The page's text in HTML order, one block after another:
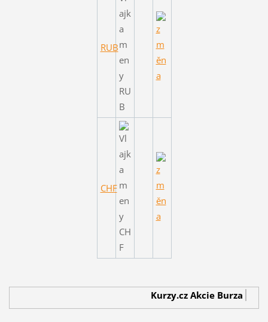
RUB
CHF
Kurzy.cz Akcie Burza